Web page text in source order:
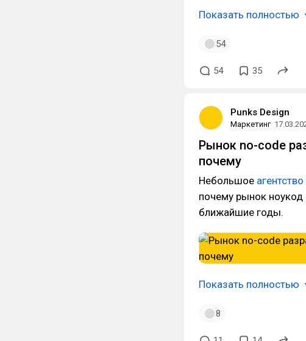
Показать полностью
54
54 35
Punks Design
Маркетинг
Рынок no-code
почему
Небольшое
почему рынок
ближайшие годы.
Показать полностью
8